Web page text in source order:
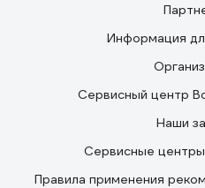
Информация
Сервисный центр
Наши
Сервисные
Правила применения